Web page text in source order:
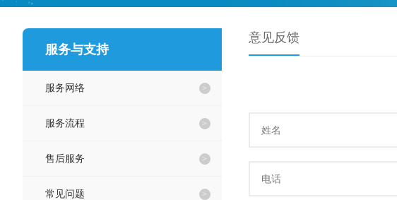
服务与支持
服务网络
服务流程
售后服务
常见问题
意见反馈